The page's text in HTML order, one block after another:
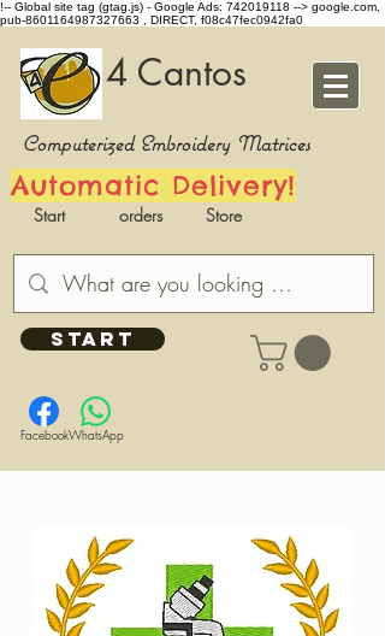
!-- Global site tag (gtag.js) - Google Ads: 742019118 --> google.com,
pub-8601164987327663 , DIRECT, f08c47fec0942fa0
4 Cantos
Computerized Embroidery Matrices
Automatic Delivery!
Start orders Store
START
FacebookWhatsApp